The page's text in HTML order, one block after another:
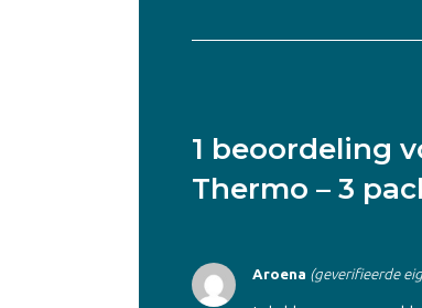
1 beoordeling
Thermo – 3
Aroena (geverifieerde